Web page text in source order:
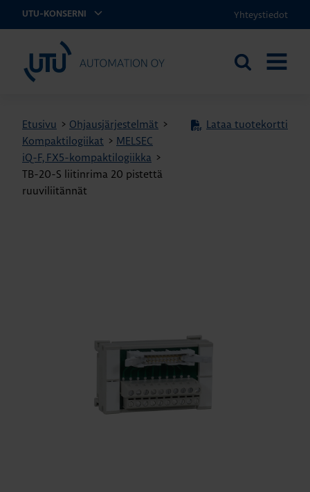
UTU-KONSERNI Yhteystiedot
UTU Automation
Etsi
Etusivu > Ohjausjärjestelmät >
Kompaktilogiikat > MELSEC
iQ-F, FX5-kompaktilogiikka >
TB-20-S liitinrima 20 pistettä
ruuviliitännät
Lataa tuotekortti